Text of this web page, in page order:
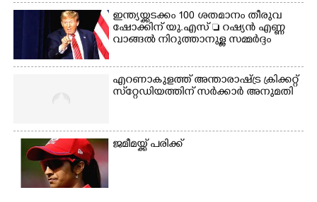
ഇന്ത്യയ്ക്കടക്കം 100 ശതമാനം തീരുവ
ഷോക്കിന് യു.എസ്  റഷ്യൻ എണ്ണ
വാങ്ങൽ നിറുത്താനുള്ള സമ്മർദ്ദം
എറണാകുളത്ത് അന്താരാഷ്ട്ര ക്രിക്കറ്റ്
സ്‌റ്റേഡിയത്തിന് സർക്കാർ അനുമതി
ജമീമയ്ക്ക് പരിക്ക്